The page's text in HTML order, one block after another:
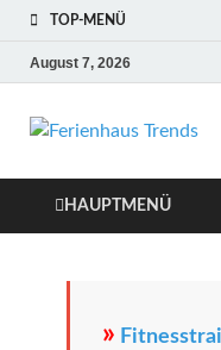
TOP-MENÜ
August 7, 2026
HAUPTMENÜ
»